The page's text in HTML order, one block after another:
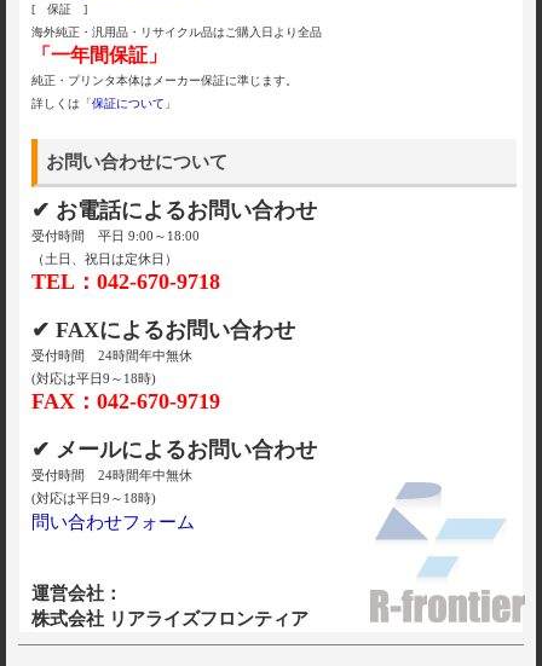
[ 保証 ]
海外純正・汎用品・リサイクル品はご購入日より全品
「一年間保証」
純正・プリンタ本体はメーカー保証に準じます。
詳しくは「保証について 」
お問い合わせについて
✔ お電話によるお問い合わせ
受付時間 平日 9:00～18:00
（土日、祝日は定休日）
TEL：042-670-9718
✔ FAXによるお問い合わせ
受付時間 24時間年中無休
(対応は平日9～18時)
FAX：042-670-9719
✔ メールによるお問い合わせ
受付時間 24時間年中無休
(対応は平日9～18時)
問い合わせフォーム
運営会社：
株式会社 リアライズフロンティア